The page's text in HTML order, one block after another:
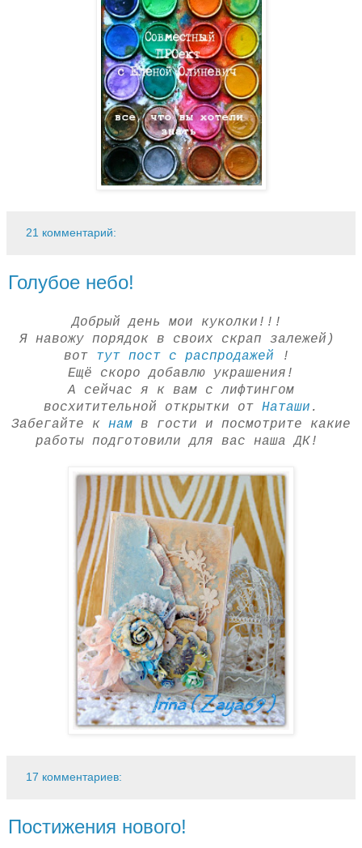
21 комментарий:
Голубое небо!
Добрый день мои куколки!!!
Я навожу порядок в своих скрап залежей)
вот тут пост с распродажей !
Ещё скоро добавлю украшения!
А сейчас я к вам с лифтингом
восхитительной открытки от Наташи .
Забегайте к нам в гости и посмотрите какие
работы подготовили для вас наша ДК!
17 комментариев:
Постижения нового!